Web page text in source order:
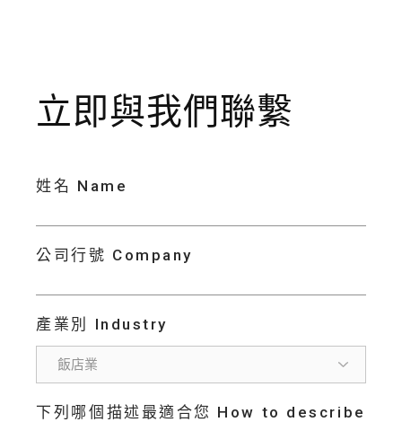
立即與我們聯繫
姓名 Name
公司行號 Company
產業別 Industry
下列哪個描述最適合您 How to describe